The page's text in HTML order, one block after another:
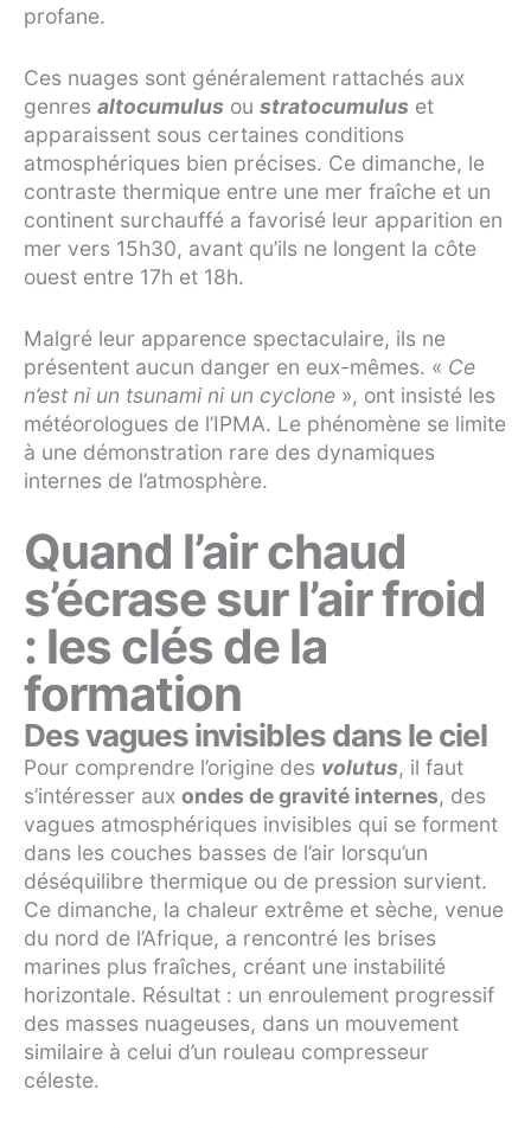
profane.
Ces nuages sont généralement rattachés aux
genres altocumulus ou stratocumulus et
apparaissent sous certaines conditions
atmosphériques bien précises. Ce dimanche, le
contraste thermique entre une mer fraîche et un
continent surchauffé a favorisé leur apparition en
mer vers 15h30, avant qu’ils ne longent la côte
ouest entre 17h et 18h.
Malgré leur apparence spectaculaire, ils ne
présentent aucun danger en eux-mêmes. « Ce
n’est ni un tsunami ni un cyclone », ont insisté les
météorologues de l’IPMA. Le phénomène se limite
à une démonstration rare des dynamiques
internes de l’atmosphère.
Quand l’air chaud
s’écrase sur l’air froid
: les clés de la
formation
Des vagues invisibles dans le ciel
Pour comprendre l’origine des volutus, il faut
s’intéresser aux ondes de gravité internes, des
vagues atmosphériques invisibles qui se forment
dans les couches basses de l’air lorsqu’un
déséquilibre thermique ou de pression survient.
Ce dimanche, la chaleur extrême et sèche, venue
du nord de l’Afrique, a rencontré les brises
marines plus fraîches, créant une instabilité
horizontale. Résultat : un enroulement progressif
des masses nuageuses, dans un mouvement
similaire à celui d’un rouleau compresseur
céleste.